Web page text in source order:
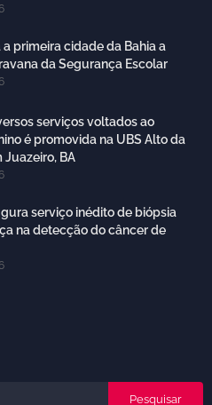
a primeira cidade da Bahia a
da Segurança Escolar
serviços voltados ao
é promovida na UBS Alto da
Juazeiro, BA
serviço inédito de biópsia
na detecção do câncer de